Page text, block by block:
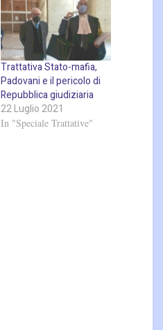
Trattativa Stato-mafia,
Padovani e il pericolo di
Repubblica giudiziaria
22 Luglio 2021
In "Speciale Trattative"